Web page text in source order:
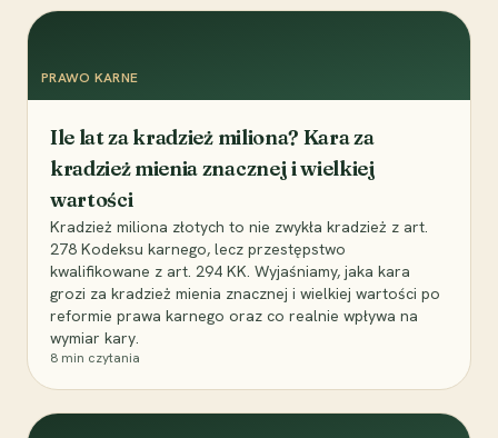
PRAWO KARNE
Ile lat za kradzież miliona? Kara za
kradzież mienia znacznej i wielkiej
wartości
Kradzież miliona złotych to nie zwykła kradzież z art.
278 Kodeksu karnego, lecz przestępstwo
kwalifikowane z art. 294 KK. Wyjaśniamy, jaka kara
grozi za kradzież mienia znacznej i wielkiej wartości po
reformie prawa karnego oraz co realnie wpływa na
wymiar kary.
8 min czytania